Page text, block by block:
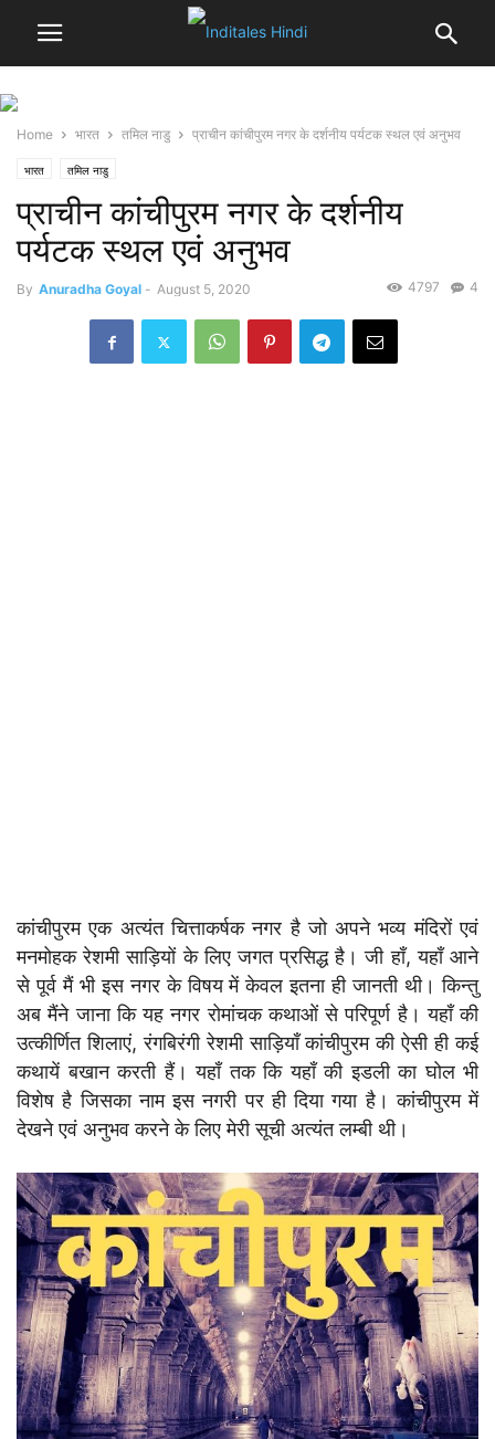
Home भारत तमिल नाडु प्राचीन कांचीपुरम नगर के दर्शनीय पर्यटक स्थल एवं अनुभव
भारत तमिल नाडु
प्राचीन कांचीपुरम नगर के दर्शनीय
पर्यटक स्थल एवं अनुभव
By Anuradha Goyal - August 5, 2020 4
4797
कांचीपुरम एक अत्यंत चित्ताकर्षक नगर है जो अपने भव्य मंदिरों एवं
मनमोहक रेशमी साड़ियों के लिए जगत प्रसिद्ध है। जी हाँ, यहाँ आने
से पूर्व मैं भी इस नगर के विषय में केवल इतना ही जानती थी। किन्तु
अब मैंने जाना कि यह नगर रोमांचक कथाओं से परिपूर्ण है। यहाँ की
उत्कीर्णित शिलाएं, रंगबिरंगी रेशमी साड़ियाँ कांचीपुरम की ऐसी ही कई
कथायें बखान करती हैं। यहाँ तक कि यहाँ की इडली का घोल भी
विशेष है जिसका नाम इस नगरी पर ही दिया गया है। कांचीपुरम में
देखने एवं अनुभव करने के लिए मेरी सूची अत्यंत लम्बी थी।